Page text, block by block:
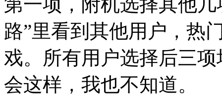
路”里看到其他用户，热
戏。所有用户选择后三
会这样，我也不知道。